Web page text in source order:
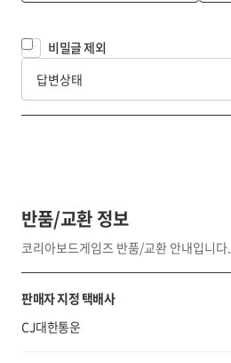
비밀글 제외
답변상태
반품/교환 정보
코리아보드게임즈 반품/교환 안내입니다.
판매자 지정 택배사
CJ대한통운